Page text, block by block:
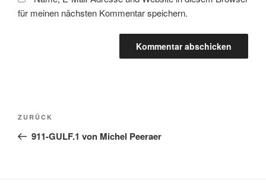
für meinen nächsten Kommentar speichern.
Beitragsnavigation
Vorheriger
Beitrag
ZURÜCK
911-GULF.1 von Michel Peeraer